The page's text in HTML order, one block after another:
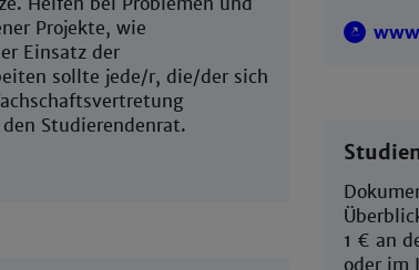
Projekte, wie
Einsatz der
sollte jede/r, die/der sich
Studierendenrat.
1 € an
oder im